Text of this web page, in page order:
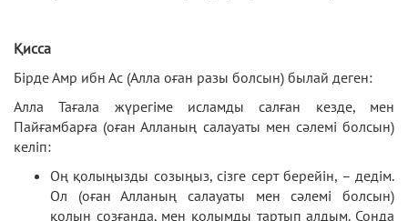
Қисса
Бірде Амр ибн Ас (Алла оған разы болсын) былай деген:
Алла Тағала жүрегіме исламды салған кезде, мен
Пайғамбарға (оған Алланың салауаты мен сәлемі болсын)
келіп:
Оң қолыңызды созыңыз, сізге серт берейін, – дедім.
Ол (оған Алланың салауаты мен сәлемі болсын)
қолын созғанда, мен қолымды тартып алдым. Сонда